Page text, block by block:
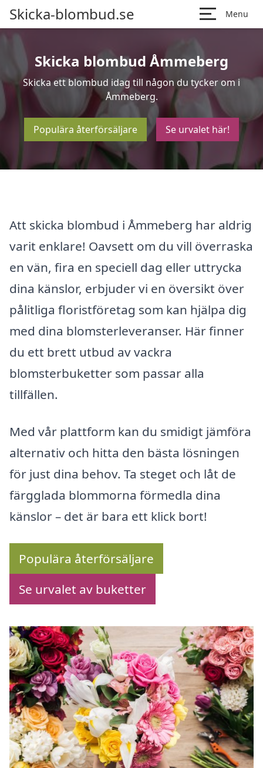
Skicka-blombud.se Menu
Skicka blombud Åmmeberg
Skicka ett blombud idag till någon du tycker om i
Åmmeberg.
Populära återförsäljare Se urvalet här!
Att skicka blombud i Åmmeberg har aldrig
varit enklare! Oavsett om du vill överraska
en vän, fira en speciell dag eller uttrycka
dina känslor, erbjuder vi en översikt över
pålitliga floristföretag som kan hjälpa dig
med dina blomsterleveranser. Här finner
du ett brett utbud av vackra
blomsterbuketter som passar alla
tillfällen.
Med vår plattform kan du smidigt jämföra
alternativ och hitta den bästa lösningen
för just dina behov. Ta steget och låt de
färgglada blommorna förmedla dina
känslor – det är bara ett klick bort!
Populära återförsäljare
Se urvalet av buketter